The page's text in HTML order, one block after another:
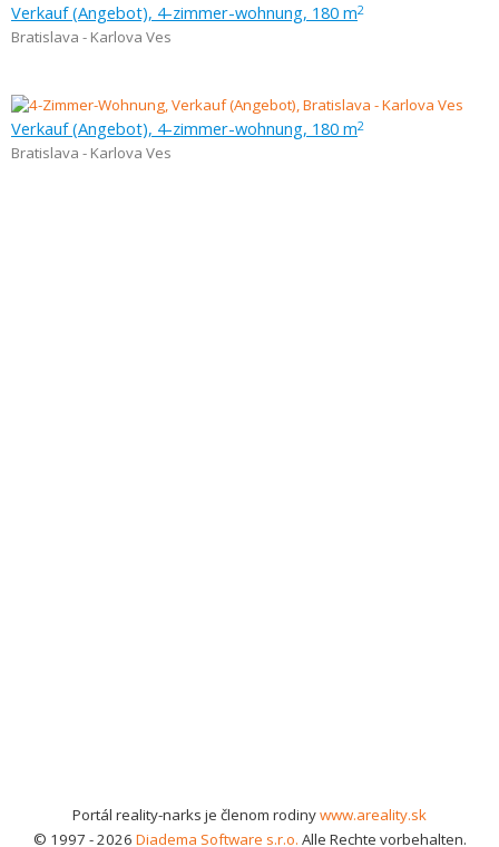
Verkauf (Angebot), 4-zimmer-wohnung, 180 m2
Bratislava - Karlova Ves
Verkauf (Angebot), 4-zimmer-wohnung, 180 m2
Bratislava - Karlova Ves
Portál reality-narks je členom rodinywww.areality.sk
© 1997 - 2026 Diadema Software s.r.o. Alle Rechte vorbehalten.